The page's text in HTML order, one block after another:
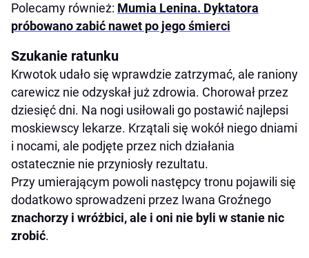
Polecamy również: Mumia Lenina. Dyktatora
próbowano zabić nawet po jego śmierci
Szukanie ratunku
Krwotok udało się wprawdzie zatrzymać, ale raniony
carewicz nie odzyskał już zdrowia. Chorował przez
dziesięć dni. Na nogi usiłowali go postawić najlepsi
moskiewscy lekarze. Krzątali się wokół niego dniami
i nocami, ale podjęte przez nich działania
ostatecznie nie przyniosły rezultatu.
Przy umierającym powoli następcy tronu pojawili się
dodatkowo sprowadzeni przez Iwana Groźnego
znachorzy i wróżbici, ale i oni nie byli w stanie nic
zrobić.